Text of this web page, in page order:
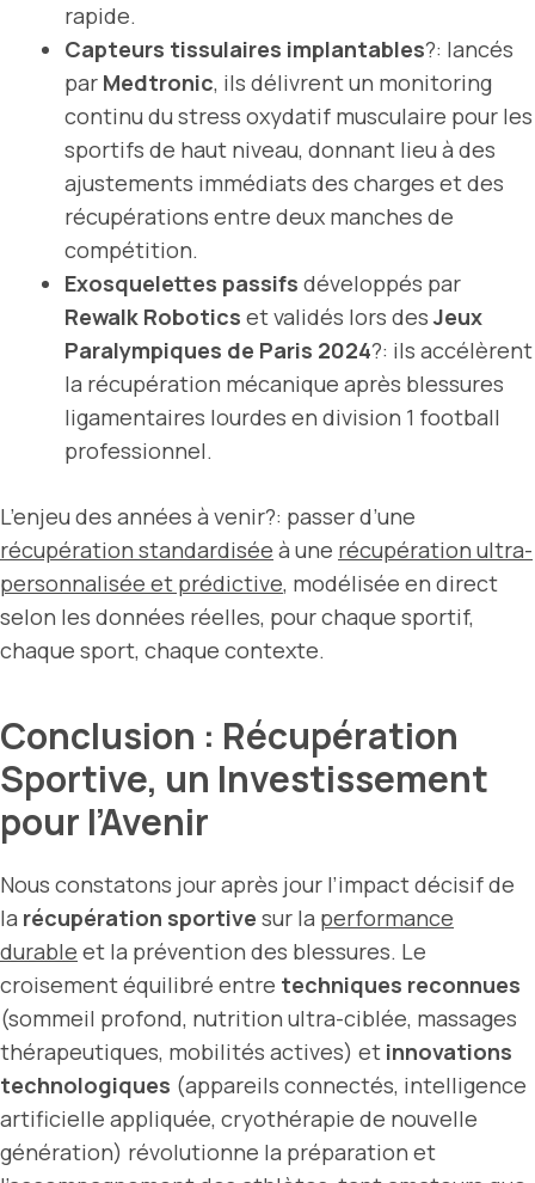
rapide.
Capteurs tissulaires implantables?: lancés
par Medtronic, ils délivrent un monitoring
continu du stress oxydatif musculaire pour les
sportifs de haut niveau, donnant lieu à des
ajustements immédiats des charges et des
récupérations entre deux manches de
compétition.
Exosquelettes passifs développés par
Rewalk Robotics et validés lors desJeux
Paralympiques de Paris 2024?: ils accélèrent
la récupération mécanique après blessures
ligamentaires lourdes en division 1 football
professionnel.
L’enjeu des années à venir?: passer d’une
récupération standardisée à une récupération ultra-
personnalisée et prédictive, modélisée en direct
selon les données réelles, pour chaque sportif,
chaque sport, chaque contexte.
Conclusion : Récupération
Sportive, un Investissement
pour l’Avenir
Nous constatons jour après jour l’impact décisif de
la récupération sportive sur la performance
durable et la prévention des blessures. Le
croisement équilibré entre techniques reconnues
(sommeil profond, nutrition ultra-ciblée, massages
thérapeutiques, mobilités actives) et innovations
technologiques (appareils connectés, intelligence
artificielle appliquée, cryothérapie de nouvelle
génération) révolutionne la préparation et